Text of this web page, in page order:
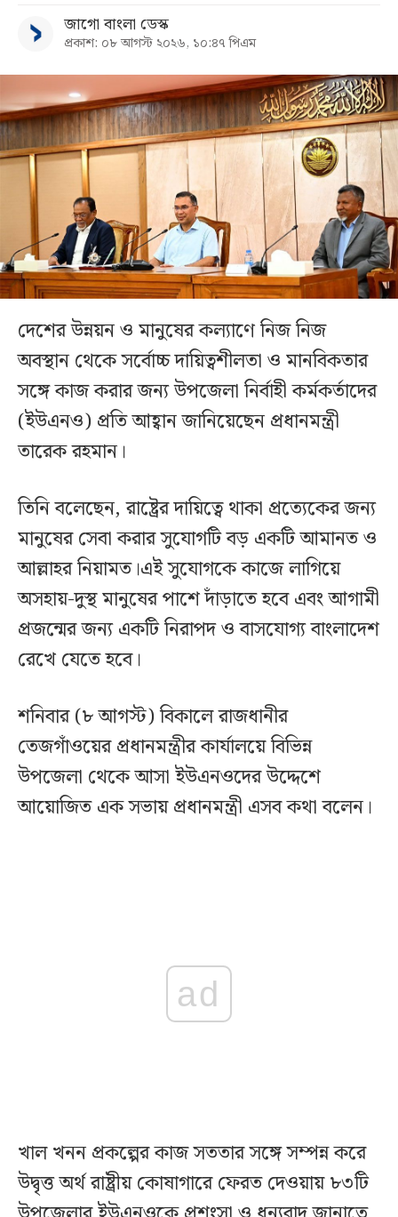
জাগো বাংলা ডেস্ক
প্রকাশ: ০৮ আগস্ট ২০২৬, ১০:৪৭ পিএম
দেশের উন্নয়ন ও মানুষের কল্যাণে নিজ নিজ
অবস্থান থেকে সর্বোচ্চ দায়িত্বশীলতা ও মানবিকতার
সঙ্গে কাজ করার জন্য উপজেলা নির্বাহী কর্মকর্তাদের
(ইউএনও) প্রতি আহ্বান জানিয়েছেন প্রধানমন্ত্রী
তারেক রহমান।
তিনি বলেছেন, রাষ্ট্রের দায়িত্বে থাকা প্রত্যেকের জন্য
মানুষের সেবা করার সুযোগটি বড় একটি আমানত ও
আল্লাহর নিয়ামত।এই সুযোগকে কাজে লাগিয়ে
অসহায়-দুস্থ মানুষের পাশে দাঁড়াতে হবে এবং আগামী
প্রজন্মের জন্য একটি নিরাপদ ও বাসযোগ্য বাংলাদেশ
রেখে যেতে হবে।
শনিবার (৮ আগস্ট) বিকালে রাজধানীর
তেজগাঁওয়ের প্রধানমন্ত্রীর কার্যালয়ে বিভিন্ন
উপজেলা থেকে আসা ইউএনওদের উদ্দেশে
আয়োজিত এক সভায় প্রধানমন্ত্রী এসব কথা বলেন।
ad
খাল খনন প্রকল্পের কাজ সততার সঙ্গে সম্পন্ন করে
উদ্বৃত্ত অর্থ রাষ্ট্রীয় কোষাগারে ফেরত দেওয়ায় ৮৩টি